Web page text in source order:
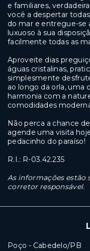
e familiares,
você a despertar
do mar e entregue-se
luxuoso à sua
facilmente todas as
Aproveite dias
águas cristalinas,
simplesmente
ao longo da orla, uma
harmonia com a
comodidades
Não perca a chance
agende uma visita
pedacinho do paraíso!
R.I.: R-03.42.235
As informações estão
corretor responsável.
Poço - Cabedelo/PB